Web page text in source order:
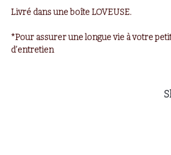
Livré dans une boîte LOVEUSE.
*Pour assurer une longue vie à votre
d’entretien